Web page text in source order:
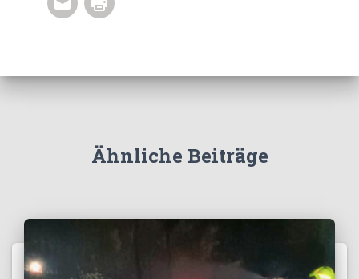
Ähnliche Beiträge